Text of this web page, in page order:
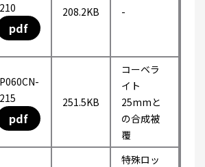
pdf
208.2KB -
pdf
251.5KB
コーベラ
イト
25mmと
の合成被
覆
特殊ロッ